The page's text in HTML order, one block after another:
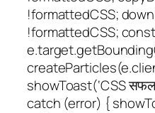
!formattedCSS;
!formattedCSS;
showToast(‘CSS
catch (error) {